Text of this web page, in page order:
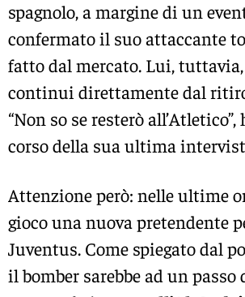
spagnolo, a margine di un
confermato il suo attaccante
fatto dal mercato. Lui,
continui direttamente dal
“Non so se resterò
corso della sua ultima
Attenzione però: nelle ultime
gioco una nuova pretendente
Juventus. Come spiegato dal
il bomber sarebbe ad un